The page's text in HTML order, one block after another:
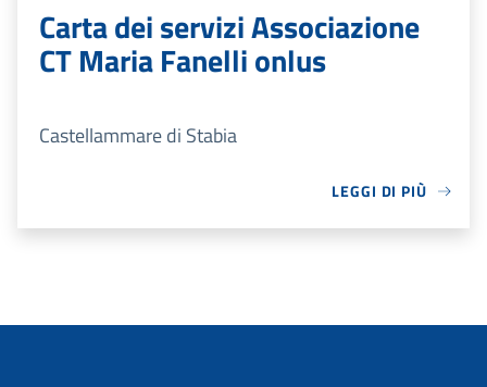
Carta dei servizi Associazione
CT Maria Fanelli onlus
Castellammare di Stabia
LEGGI DI PIÙ